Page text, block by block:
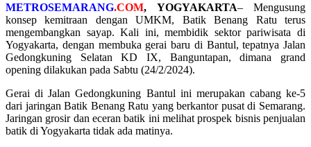
METROSEMARANG.COM, YOGYAKARTA– Mengusung
konsep kemitraan dengan UMKM, Batik Benang Ratu terus
mengembangkan sayap. Kali ini, membidik sektor pariwisata di
Yogyakarta, dengan membuka gerai baru di Bantul, tepatnya Jalan
Gedongkuning Selatan KD IX, Banguntapan, dimana grand
opening dilakukan pada Sabtu (24/2/2024).
Gerai di Jalan Gedongkuning Bantul ini merupakan cabang ke-5
dari jaringan Batik Benang Ratu yang berkantor pusat di Semarang.
Jaringan grosir dan eceran batik ini melihat prospek bisnis penjualan
batik di Yogyakarta tidak ada matinya.